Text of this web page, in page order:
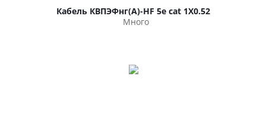
Кабель КВПЭФнг(А)-HF 5е cat 1Х0.52
Много